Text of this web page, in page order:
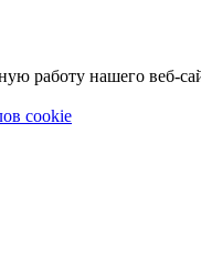
работу нашего веб-
cookie